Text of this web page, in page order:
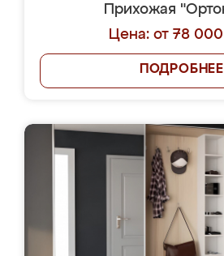
Прихожая
Цена: от 78
ПОДРОБНЕЕ